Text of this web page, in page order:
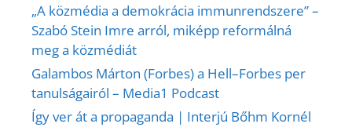
„A közmédia a demokrácia immunrendszere” –
Szabó Stein Imre arról, miképp reformálná
meg a közmédiát
Galambos Márton (Forbes) a Hell–Forbes per
tanulságairól – Media1 Podcast
Így ver át a propaganda | Interjú Bőhm Kornél